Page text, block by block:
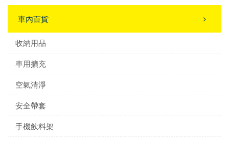
車內百貨
收納用品
車用擴充
空氣清淨
安全帶套
手機飲料架